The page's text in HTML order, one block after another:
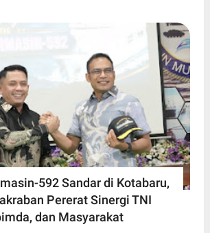
592 Sandar di Kotabaru,
Pererat Sinergi TNI
dan Masyarakat